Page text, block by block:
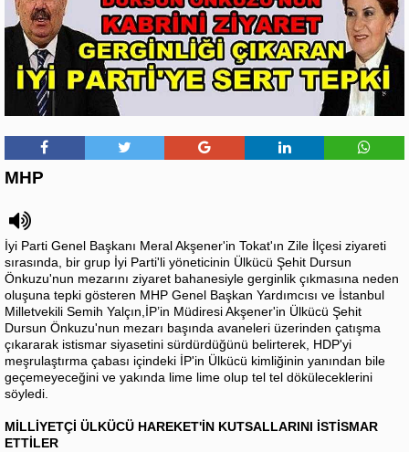
MHP
İyi Parti Genel Başkanı Meral Akşener'in Tokat'ın Zile İlçesi ziyareti
sırasında, bir grup İyi Parti'li yöneticinin Ülkücü Şehit Dursun
Önkuzu'nun mezarını ziyaret bahanesiyle gerginlik çıkmasına neden
oluşuna tepki gösteren MHP Genel Başkan Yardımcısı ve İstanbul
Milletvekili Semih Yalçın,İP’in Müdiresi Akşener'in Ülkücü Şehit
Dursun Önkuzu'nun mezarı başında avaneleri üzerinden çatışma
çıkararak istismar siyasetini sürdürdüğünü belirterek, HDP'yi
meşrulaştırma çabası içindeki İP'in Ülkücü kimliğinin yanından bile
geçemeyeceğini ve yakında lime lime olup tel tel döküleceklerini
söyledi.
MİLLİYETÇİ ÜLKÜCÜ HAREKET'İN KUTSALLARINI İSTİSMAR
ETTİLER